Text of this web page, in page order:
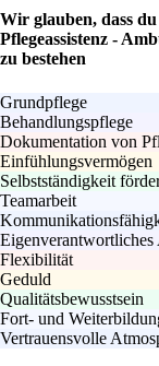
Wir glauben, dass
Pflegeassistenz -
zu bestehen
Grundpflege
Behandlungspflege
Dokumentation von
Einfühlungsvermögen
Selbstständigkeit
Teamarbeit
Eigenverantwortliches
Flexibilität
Geduld
Qualitätsbewusstsein
Fort- und
Vertrauensvolle